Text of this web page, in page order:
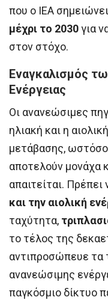
που ο ΙΕΑ
μέχρι το 2030για
στον στόχο.
Εναγκαλισμός
Ενέργειας
Οι ανανεώσιμες
ηλιακή και η
μετάβασης,
αποτελούν μονάχα
απαιτείται. Πρέπει
και την αιολική
ταχύτητα,
το τέλος της
αντιπροσώπευε τα
ανανεώσιμης
παγκόσμιο δίκτυο